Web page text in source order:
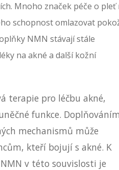
Mnoho značek péče o pleť
schopnost omlazovat
NMN stávají stále
na akné a další kožní
terapie pro léčbu akné,
funkce. Doplňováním
mechanismů může
kteří bojují s akné. K
v této souvislosti je